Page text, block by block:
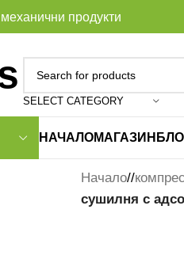
продукти
SELECT CATEGORY
НАЧАЛОМАГАЗИН
Начало/
сушилня с